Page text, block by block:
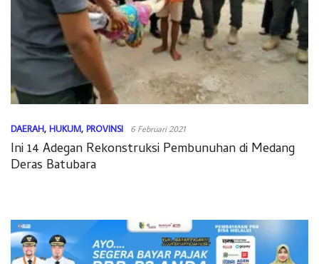
DAERAH, HUKUM, PROVINSI 6 Februari 2021
Ini 14 Adegan Rekonstruksi Pembunuhan di Medang
Deras Batubara